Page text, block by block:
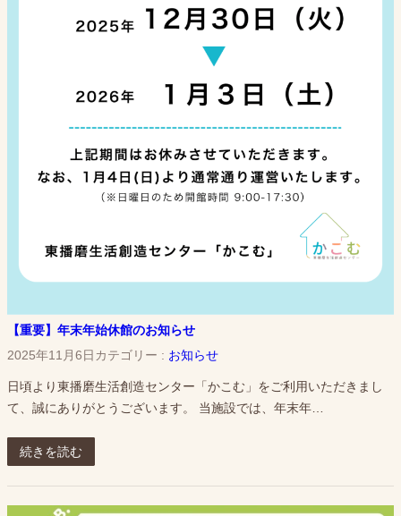
【重要】年末年始休館のお知らせ
2025年11月6日 カテゴリー : お知らせ
日頃より東播磨生活創造センター「かこむ」をご利用いただきまし
て、誠にありがとうございます。 当施設では、年末年…
続きを読む